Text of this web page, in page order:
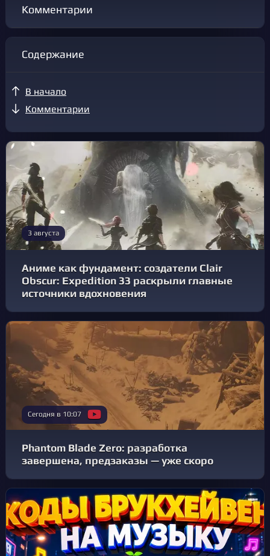
Комментарии
Содержание
В начало
Комментарии
3 августа
Аниме как фундамент: создатели Clair
Obscur: Expedition 33 раскрыли главные
источники вдохновения
Сегодня в 10:07
Phantom Blade Zero: разработка
завершена, предзаказы — уже скоро